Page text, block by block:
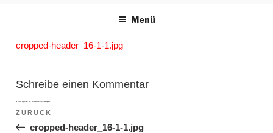
Menü
cropped-header_16-1-1.jpg
Schreibe einen Kommentar
ZURÜCK
cropped-header_16-1-1.jpg